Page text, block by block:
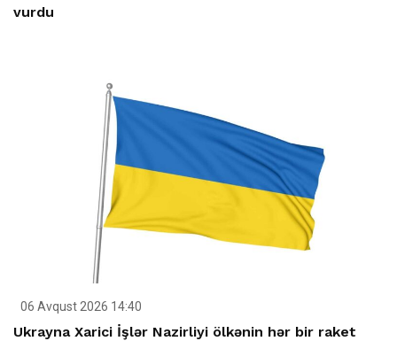
vurdu
06 Avqust 2026 14:40
Ukrayna Xarici İşlər Nazirliyi ölkənin hər bir raket